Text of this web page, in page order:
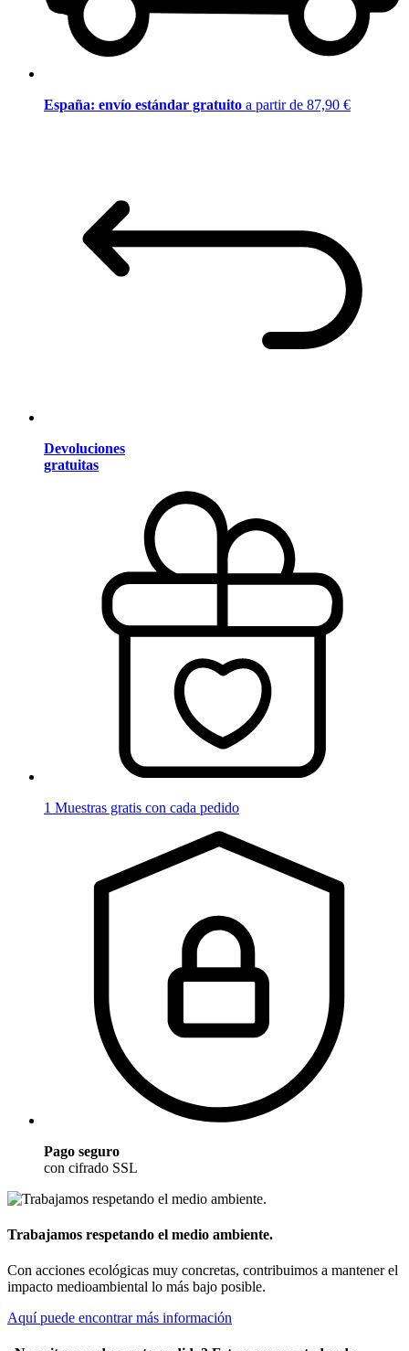
España: envío estándar gratuito a partir de 87,90 €
Devoluciones
gratuitas
1 Muestras gratis con cada pedido
Pago seguro
con cifrado SSL
Trabajamos respetando el medio ambiente.
Con acciones ecológicas muy concretas, contribuimos a mantener el
impacto medioambiental lo más bajo posible.
Aquí puede encontrar más información